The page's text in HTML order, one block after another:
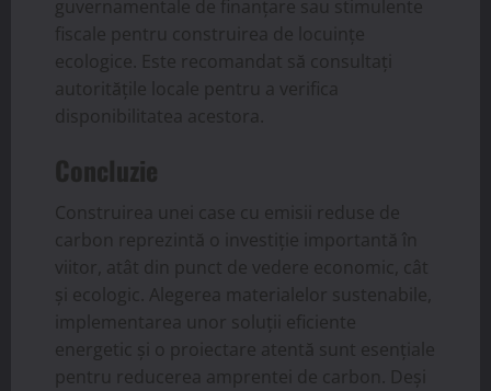
guvernamentale de finanțare sau stimulente
fiscale pentru construirea de locuințe
ecologice. Este recomandat să consultați
autoritățile locale pentru a verifica
disponibilitatea acestora.
Concluzie
Construirea unei case cu emisii reduse de
carbon reprezintă o investiție importantă în
viitor, atât din punct de vedere economic, cât
și ecologic. Alegerea materialelor sustenabile,
implementarea unor soluții eficiente
energetic și o proiectare atentă sunt esențiale
pentru reducerea amprentei de carbon. Deși